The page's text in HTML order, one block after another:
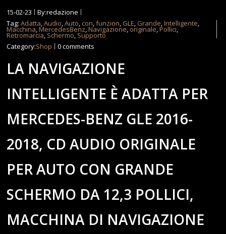
15-02-23
By:redazione
Tag:Adatta,Audio,Auto, con,funzion, GLE, Grande,Intelligente,
Macchina,MercedesBenz,Navigazione, originale,Pollici,
Retromarcia, Schermo, Supporto
Category:Shop 0 comments
LA NAVIGAZIONE
INTELLIGENTE È ADATTA PER
MERCEDES-BENZ GLE 2016-
2018, CD AUDIO ORIGINALE
PER AUTO CON GRANDE
SCHERMO DA 12,3 POLLICI,
MACCHINA DI NAVIGAZIONE